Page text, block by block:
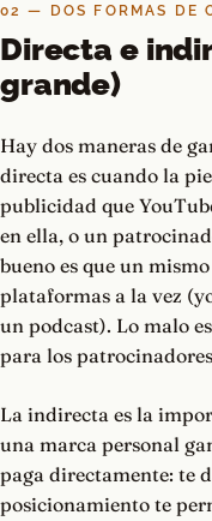
02 — DOS FORMAS DE
Directa e
grande)
Hay dos maneras de
directa es cuando la
publicidad que
en ella, o un
bueno es que un
plataformas a la vez
un podcast). Lo malo
para los
La indirecta es la
una marca personal
paga directamente: te
posicionamiento te